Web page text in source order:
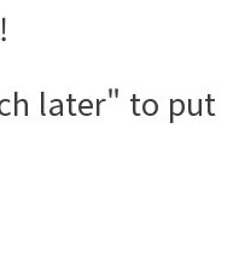
later" to put